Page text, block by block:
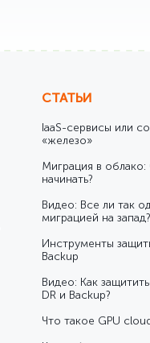
СТАТЬИ
IaaS-сервисы или
«железо»
Миграция в облако:
начинать?
Видео: Все ли так
миграцией на запад?
Инструменты
Backup
Видео: Как
DR и Backup?
Что такое GPU